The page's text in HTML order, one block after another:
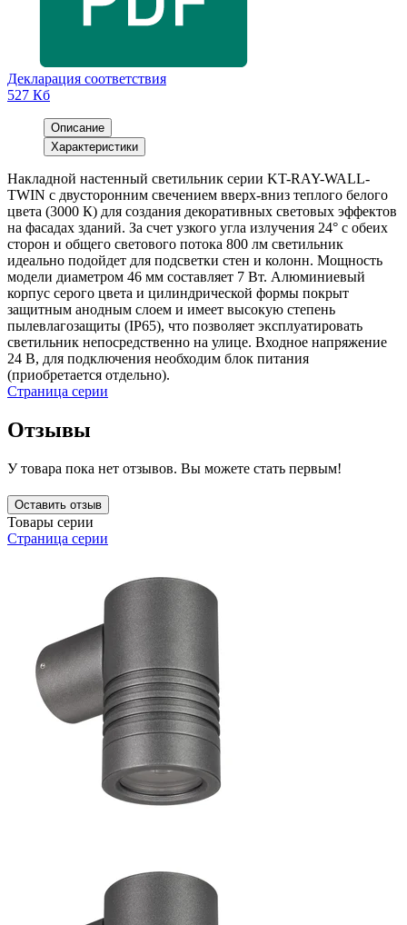
Декларация соответствия
527 Кб
Описание
Характеристики
Накладной настенный светильник серии KT-RAY-WALL-
TWIN с двусторонним свечением вверх-вниз теплого белого
цвета (3000 К) для создания декоративных световых эффектов
на фасадах зданий. За счет узкого угла излучения 24° с обеих
сторон и общего светового потока 800 лм светильник
идеально подойдет для подсветки стен и колонн. Мощность
модели диаметром 46 мм составляет 7 Вт. Алюминиевый
корпус серого цвета и цилиндрической формы покрыт
защитным анодным слоем и имеет высокую степень
пылевлагозащиты (IP65), что позволяет эксплуатировать
светильник непосредственно на улице. Входное напряжение
24 В, для подключения необходим блок питания
(приобретается отдельно).
Страница серии
Отзывы
У товара пока нет отзывов. Вы можете стать первым!
Оставить отзыв
Товары серии
Страница серии